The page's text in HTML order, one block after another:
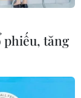
khẳng
biệt" tại
phiếu, tăng